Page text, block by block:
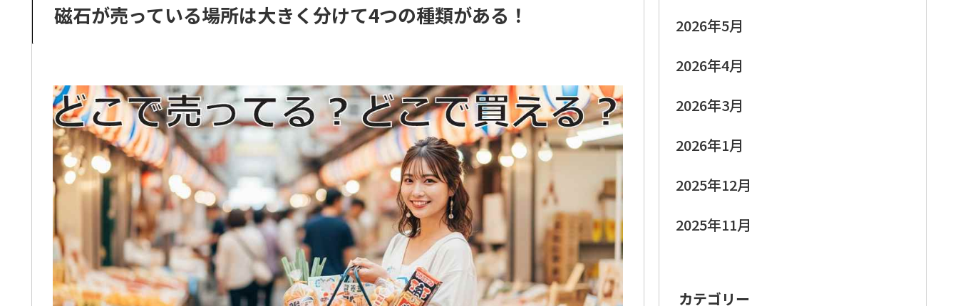
磁石が売っている場所は大きく分けて4つの種類がある！
2026年5月
2026年4月
2026年3月
2026年1月
2025年12月
2025年11月
カテゴリー